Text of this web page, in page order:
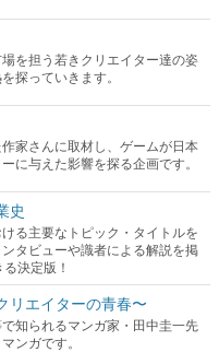
を担う若きクリエイター達の姿
探っていきます。
家さんに取材し、ゲームが日本
に与えた影響を探る企画です。
史
る主要なトピック・タイトルを
タビューや識者による解説を掲
決定版！
リエイターの青春〜
知られるマンガ家・田中圭一先
ンガです。